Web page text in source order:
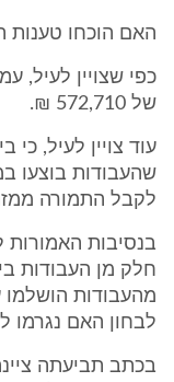
האם הוכחו טענות
כפי שצויין לעיל,
של 572,710 ₪.
עוד צויין לעיל,
שהעבודות בוצעו
לקבל התמורה
בנסיבות האמורות
חלק מן העבודות
מהעבודות הושלמו
לבחון האם נגרמו
בכתב תביעתה